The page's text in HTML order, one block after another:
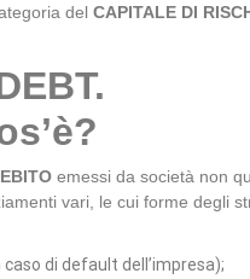
del CAPITALE DI
emessi da società non
vari, le cui forme degli
di default dell’impresa);